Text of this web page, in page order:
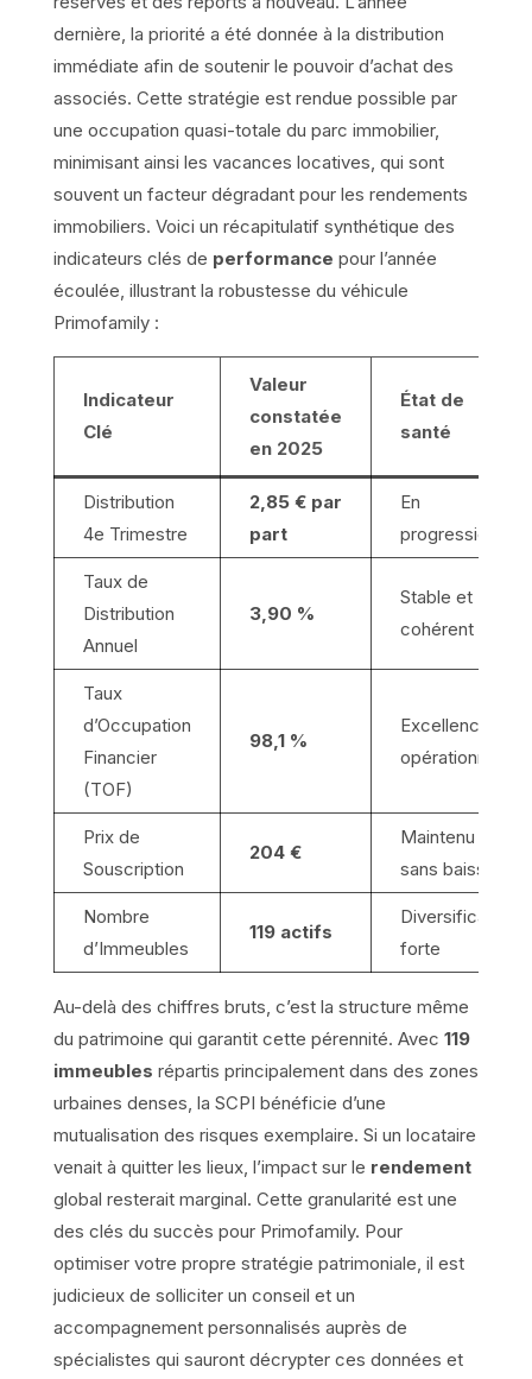
dernière, la priorité a été donnée à la distribution
immédiate afin de soutenir le pouvoir d’achat des
associés. Cette stratégie est rendue possible par
une occupation quasi-totale du parc immobilier,
minimisant ainsi les vacances locatives, qui sont
souvent un facteur dégradant pour les rendements
immobiliers. Voici un récapitulatif synthétique des
indicateurs clés de performance pour l’année
écoulée, illustrant la robustesse du véhicule
Primofamily :
Indicateur
Clé
Valeur
constatée
en 2025
État de
santé
Distribution
4e Trimestre
2,85 € par
part
En
progression
Taux de
Distribution
Annuel
3,90 %
Stable et
cohérent
Taux
d’Occupation
Financier
(TOF)
98,1 %
Excellence
opérationnelle
Prix de
Souscription
204 €
Maintenu
sans baisse
Nombre
d’Immeubles
119 actifs
Diversification
forte
Au-delà des chiffres bruts, c’est la structure même
du patrimoine qui garantit cette pérennité. Avec 119
immeubles répartis principalement dans des zones
urbaines denses, la SCPI bénéficie d’une
mutualisation des risques exemplaire. Si un locataire
venait à quitter les lieux, l’impact sur le rendement
global resterait marginal. Cette granularité est une
des clés du succès pour Primofamily. Pour
optimiser votre propre stratégie patrimoniale, il est
judicieux de solliciter un conseil et un
accompagnement personnalisés auprès de
spécialistes qui sauront décrypter ces données et